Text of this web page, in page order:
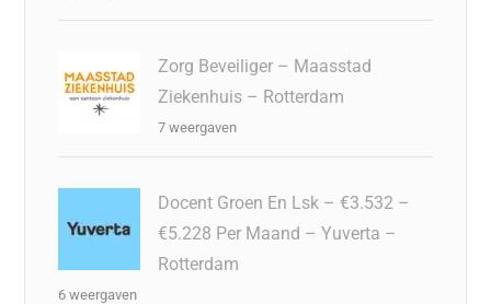
Zorg Beveiliger – Maasstad
Ziekenhuis – Rotterdam
7 weergaven
Docent Groen En Lsk – €3.532 –
€5.228 Per Maand – Yuverta –
Rotterdam
6 weergaven